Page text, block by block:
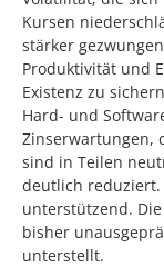
Kursen
stärker
Produktivität und
Existenz zu
Hard- und
Zinserwartungen,
sind in Teilen
deutlich
unterstützend.
bisher
unterstellt.